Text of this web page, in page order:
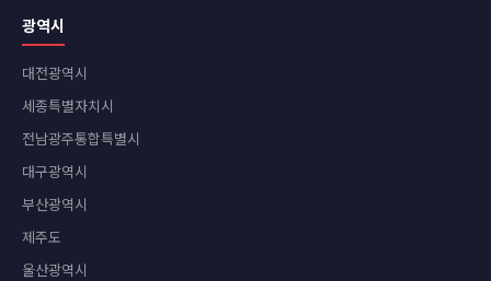
광역시
대전광역시
세종특별자치시
전남광주통합특별시
대구광역시
부산광역시
제주도
울산광역시